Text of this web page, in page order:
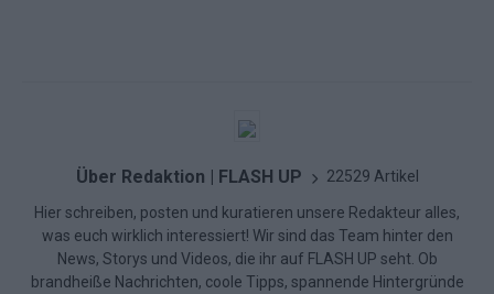
Über Redaktion | FLASH UP 22529 Artikel
Hier schreiben, posten und kuratieren unsere Redakteur alles,
was euch wirklich interessiert! Wir sind das Team hinter den
News, Storys und Videos, die ihr auf FLASH UP seht. Ob
brandheiße Nachrichten, coole Tipps, spannende Hintergründe